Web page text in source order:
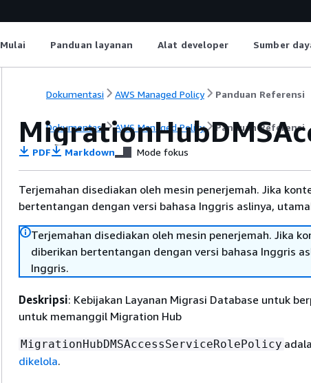
Mulai Panduan layanan Alat developer Sumber
Dokumentasi AWS Managed Policy Panduan Referensi
Dokumentasi AWS Managed Policy Panduan Referensi
PDF Markdown Mode fokus
Terjemahan disediakan oleh mesin penerjemah. Jika
bertentangan dengan versi bahasa Inggris aslinya,
Terjemahan disediakan oleh mesin penerjemah. Jika
diberikan bertentangan dengan versi bahasa Inggris
Inggris.
Deskripsi: Kebijakan Layanan Migrasi Database untuk
untuk memanggil Migration Hub
MigrationHubDMSAccessServiceRolePolicy
dikelola.